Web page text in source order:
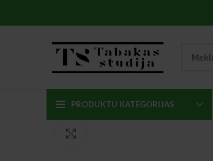
PRODUKTU KATEGORIJAS